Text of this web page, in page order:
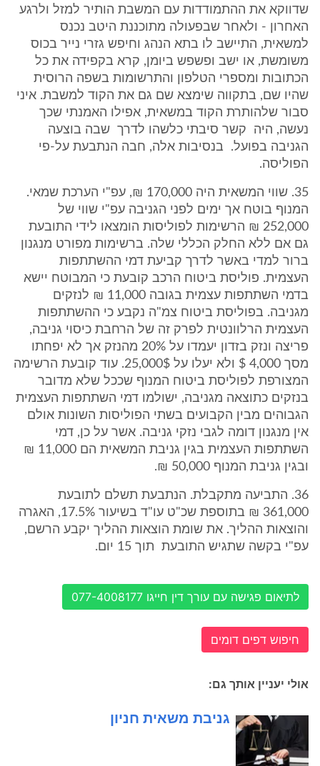
שדווקא את ההתמודדות עם המשבת הותיר למזל ולרגע
האחרון - ולאחר שבפעולה מתוכננת היטב נכנס
למשאית, התיישב לו בתא הנהג וחיפש גזרי נייר בכוס
משומשת, או ישב ופשפש ביומן, קרא בקפידה את כל
הכתובות ומספרי הטלפון והתרשומות בשפה הרוסית
שהיו שם, בתקווה שימצא שם גם את הקוד למשבת. איני
סבור שלהותרת הקוד במשאית, אפילו האמנתי שכך
נעשה, היה קשר סיבתי כלשהו לדרך שבה בוצעה
הגניבה בפועל. בנסיבות אלה, חבה הנתבעת על-פי
הפוליסה.
35. שווי המשאית היה 170,000 ₪, עפ"י הערכת שמאי.
המנוף בוטח אך ימים לפני הגניבה עפ"י שווי של
252,000 ₪ הרשימות לפוליסות הומצאו לידי התובעת
גם אם ללא החלק הכללי שלה. ברשימות מפורט מנגנון
ברור למדי באשר לדרך קביעת דמי ההשתתפות
העצמית. פוליסת ביטוח הרכב קובעת כי המבוטח יישא
בדמי השתתפות עצמית בגובה 11,000 ₪ לנזקים
מגניבה. בפוליסת ביטוח צמ"ה נקבע כי ההשתתפות
העצמית הרלוונטית לפרק זה של הרחבת כיסוי גניבה,
פריצה ונזק בזדון יעמדו על 20% מהנזק אך לא יפחתו
מסך 4,000 $ ולא יעלו על 25,000$. עוד קובעת הרשימה
המצורפת לפוליסת ביטוח המנוף שככל שלא מדובר
בנזקים כתוצאה מגניבה, ישולמו דמי השתתפות העצמית
הגבוהים מבין הקבועים בשתי הפוליסות השונות אולם
אין מנגנון דומה לגבי נזקי גניבה. אשר על כן, דמי
השתתפות העצמית בגין גניבת המשאית הם 11,000 ₪
ובגין גניבת המנוף 50,000 ₪.
36. התביעה מתקבלת. הנתבעת תשלם לתובעת
361,000 ₪ בתוספת שכ"ט עו"ד בשיעור 17.5%, האגרה
והוצאות ההליך. את שומת הוצאות ההליך יקבע הרשם,
עפ"י בקשה שתגיש התובעת תוך 15 יום.
לתיאום פגישה עם עורך דין חייגו 077-4008177
חיפוש דפים דומים
אולי יעניין אותך גם:
גניבת משאית חניון